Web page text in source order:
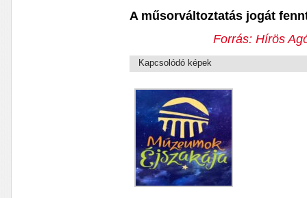
A műsorváltoztatás jogát
Forrás: Hírös
Kapcsolódó képek